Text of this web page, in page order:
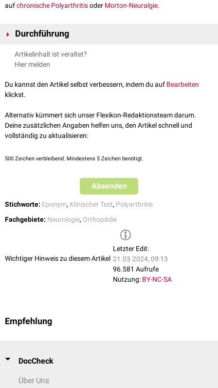
aufchronische Polyarthritisoder Morton-Neuralgie.
Durchführung
Der Untersucher komprimiert mit leichtem Druck die
Fingergrundgelenke
Gelenkveränderungen hin.
Artikelinhalt ist veraltet?
Hier melden
Du kannst den Artikel selbst verbessern, indem du auf Bearbeiten
klickst.
Alternativ kümmert sich unser Flexikon-Redaktionsteam darum.
Deine zusätzlichen Angaben helfen uns, den Artikel schnell und
vollständig zu aktualisieren:
500 Zeichen verbleibend. Mindestens 5 Zeichen benötigt.
Absenden
Stichworte: Eponym, Klinischer Test, Polyarthritis
Fachgebiete: Neurologie, Orthopädie
Wichtiger Hinweis zu diesem Artikel
Letzter Edit:
21.03.2024, 09:13
96.581 Aufrufe
Nutzung: BY-NC-SA
Empfehlung
DocCheck
Über Uns